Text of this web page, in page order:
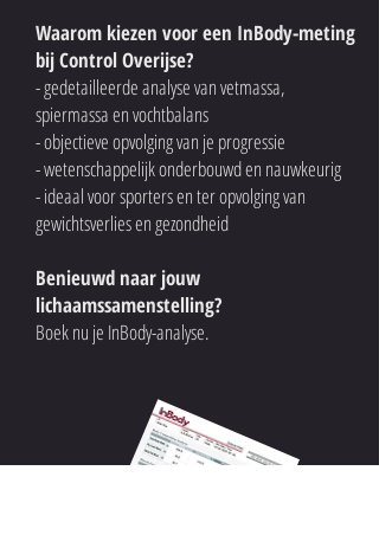
Waarom kiezen voor een InBody-meting
bij Control Overijse?
- gedetailleerde analyse van vetmassa,
spiermassa en vochtbalans
- objectieve opvolging van je progressie
- wetenschappelijk onderbouwd en nauwkeurig
- ideaal voor sporters en ter opvolging van
gewichtsverlies en gezondheid
Benieuwd naar jouw
lichaamssamenstelling?
Boek nu je InBody-analyse.